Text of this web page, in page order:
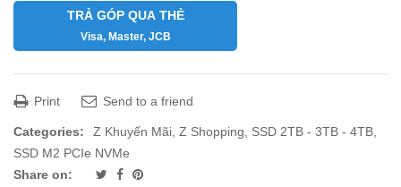
TRẢ GÓP QUA THẺ
Visa, Master, JCB
Print Send to a friend
Categories: Z Khuyến Mãi, Z Shopping, SSD 2TB - 3TB - 4TB,
SSD M2 PCIe NVMe
Share on: